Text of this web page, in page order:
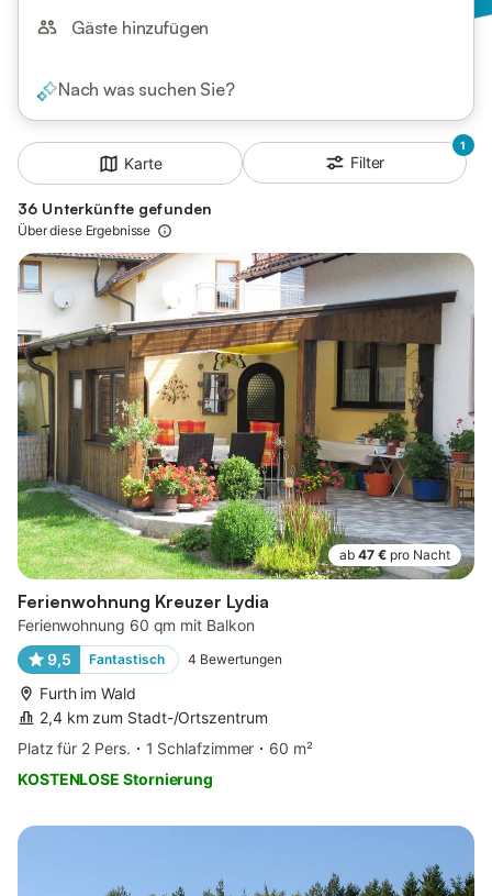
Gäste hinzufügen
Nach was suchen Sie?
Karte
1
Filter
36 Unterkünfte gefunden
Über diese Ergebnisse
ab 47 € pro Nacht
Ferienwohnung Kreuzer Lydia
Ferienwohnung 60 qm mit Balkon
9,5
Fantastisch 4 Bewertungen
Furth im Wald
2,4 km zum Stadt-/Ortszentrum
Platz für 2 Pers.
1 Schlafzimmer
60 m²
KOSTENLOSE Stornierung